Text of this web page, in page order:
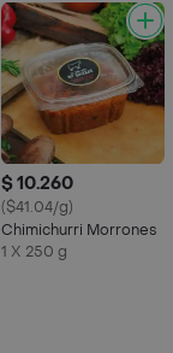
$ 10.260
($41.04/g)
Chimichurri Morrones
1 X 250 g